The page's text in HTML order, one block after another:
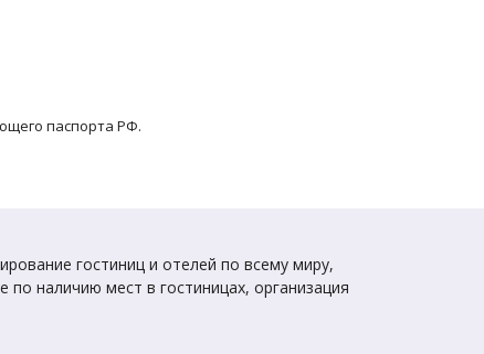
паспорта РФ.
гостиниц и отелей по всему миру,
по наличию мест в гостиницах, организация